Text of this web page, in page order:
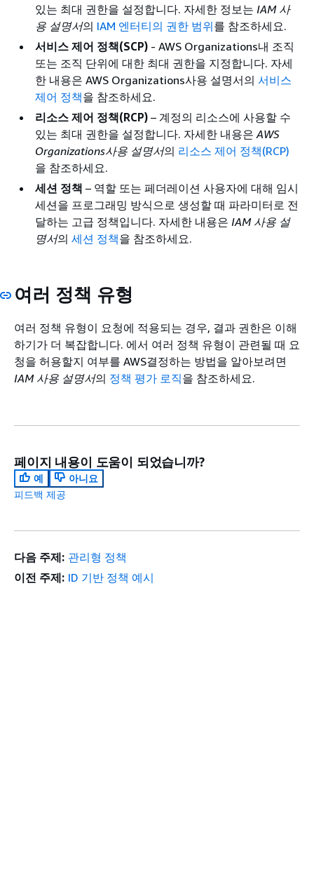
있는 최대 권한을 설정합니다. 자세한 정보는 IAM 사
용 설명서의 IAM 엔터티의 권한 범위를 참조하세요.
서비스 제어 정책(SCP) - AWS Organizations내 조직
또는 조직 단위에 대한 최대 권한을 지정합니다. 자세
한 내용은 AWS Organizations사용 설명서의 서비스
제어 정책을 참조하세요.
리소스 제어 정책(RCP) – 계정의 리소스에 사용할 수
있는 최대 권한을 설정합니다. 자세한 내용은AWS
Organizations사용 설명서의 리소스 제어 정책(RCP)
을 참조하세요.
세션 정책 – 역할 또는 페더레이션 사용자에 대해 임시
세션을 프로그래밍 방식으로 생성할 때 파라미터로 전
달하는 고급 정책입니다. 자세한 내용은 IAM 사용 설
명서의 세션 정책을 참조하세요.
여러 정책 유형
여러 정책 유형이 요청에 적용되는 경우, 결과 권한은 이해
하기가 더 복잡합니다. 에서 여러 정책 유형이 관련될 때 요
청을 허용할지 여부를 AWS결정하는 방법을 알아보려면
IAM 사용 설명서의 정책 평가 로직을 참조하세요.
페이지 내용이 도움이 되었습니까?
예
아니요
피드백 제공
다음 주제: 관리형 정책
이전 주제: ID 기반 정책 예시